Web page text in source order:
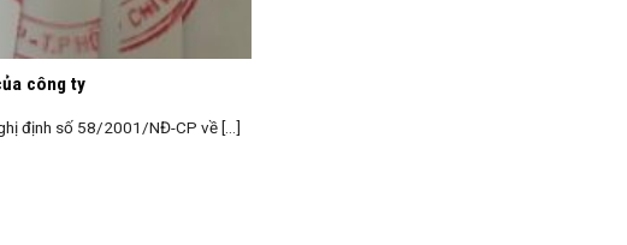
công ty
định số 58/2001/NĐ-CP về [...]